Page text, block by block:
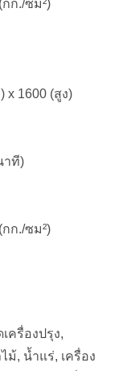
ก./ซม²)
x 1600 (สูง)
าที)
ก./ซม²)
ครื่องปรุง,
ม้, น้ำแร่, เครื่อง